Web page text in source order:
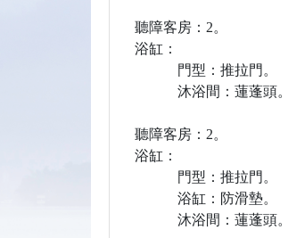
聽障客房：2。
浴缸：
門型：推拉門。
沐浴間：蓮蓬頭。
聽障客房：2。
浴缸：
門型：推拉門。
浴缸：防滑墊。
沐浴間：蓮蓬頭。